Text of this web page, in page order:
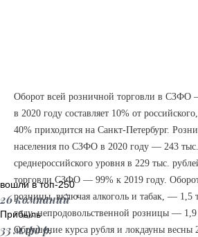
вошли в топ-250
26 компаний
Прибыль
33 млрд р.
Оборот всей розничной торговли в СЗФО
в 2020 году составляет 10% от
40% приходится на Санкт-Петербург.
населения по СЗФО в 2020 году — 243
среднероссийского уровня в 229 тыс.
торговли СЗФО — 99% к 2019 году.
розницы, включая алкоголь и табак, — 1,5
году, непродовольственной розницы — 1,9
Обрушение курса рубля и локдауны весны